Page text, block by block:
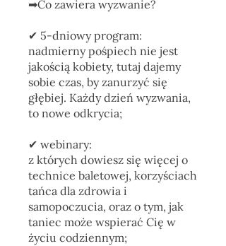
➡Co zawiera wyzwanie?
✔ 5-dniowy program:
nadmierny pośpiech nie jest
jakością kobiety, tutaj dajemy
sobie czas, by zanurzyć się
głębiej. Każdy dzień wyzwania,
to nowe odkrycia;
✔︎ webinary:
z których dowiesz się więcej o
technice baletowej, korzyściach
tańca dla zdrowia i
samopoczucia, oraz o tym, jak
taniec może wspierać Cię w
życiu codziennym;